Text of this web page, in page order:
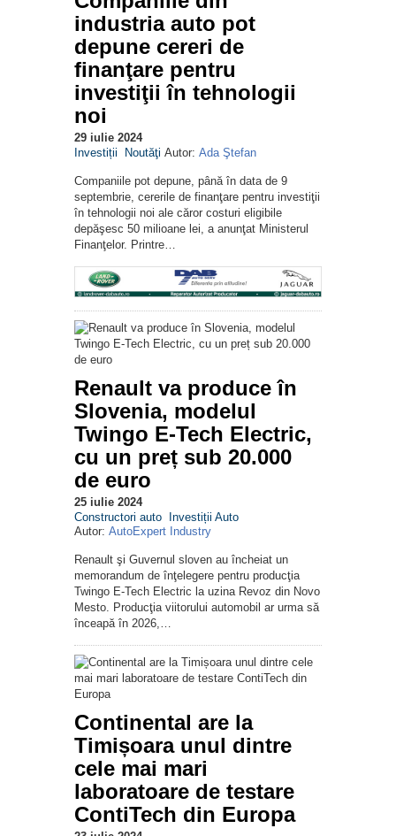
industria auto pot
depune cereri de
finanţare pentru
investiţii în tehnologii
noi
29 iulie 2024
Investiții
Noutăţi Autor: Ada Ştefan
Companiile pot depune, până în data de 9
septembrie, cererile de finanţare pentru investiţii
în tehnologii noi ale căror costuri eligibile
depăşesc 50 milioane lei, a anunţat Ministerul
Finanţelor. Printre…
Renault va produce în
Slovenia, modelul
Twingo E-Tech Electric,
cu un preț sub 20.000
de euro
25 iulie 2024
Constructori auto Investiții Auto
Autor: AutoExpert Industry
Renault şi Guvernul sloven au încheiat un
memorandum de înţelegere pentru producţia
Twingo E-Tech Electric la uzina Revoz din Novo
Mesto. Producţia viitorului automobil ar urma să
înceapă în 2026,…
Continental are la
Timișoara unul dintre
cele mai mari
laboratoare de testare
ContiTech din Europa